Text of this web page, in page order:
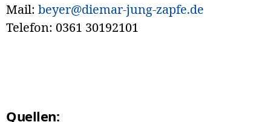
Mail: beyer@diemar-jung-zapfe.de
Telefon: 0361 30192101
Quellen: